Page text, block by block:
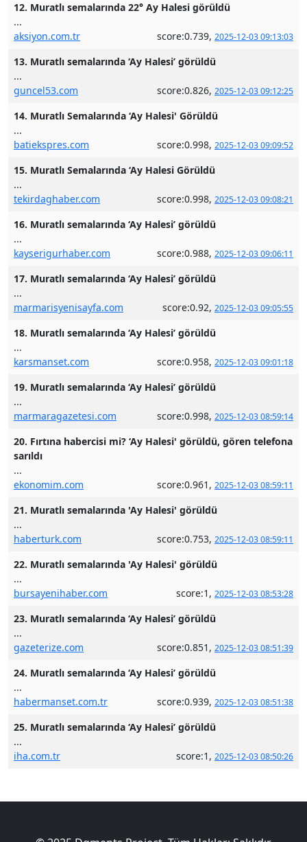
12. Muratlı semalarında 22° Ay Halesi görüldü
...
aksiyon.com.tr
score:0.739, 2025-12-03 09:13:03
13. Muratlı semalarında ‘Ay Halesi’ görüldü
...
guncel53.com
score:0.826, 2025-12-03 09:12:25
14. Muratlı Semalarında ‘Ay Halesi' Görüldü
...
batiekspres.com
score:0.998, 2025-12-03 09:09:52
15. Muratlı Semalarında ‘Ay Halesi Görüldü
...
tekirdaghaber.com
score:0.998, 2025-12-03 09:08:21
16. Muratlı semalarında ‘Ay Halesi’ görüldü
...
kayserigurhaber.com
score:0.988, 2025-12-03 09:06:11
17. Muratlı semalarında ‘Ay Halesi’ görüldü
...
marmarisyenisayfa.com
score:0.92, 2025-12-03 09:05:55
18. Muratlı semalarında ‘Ay Halesi’ görüldü
...
karsmanset.com
score:0.958, 2025-12-03 09:01:18
19. Muratlı semalarında ‘Ay Halesi’ görüldü
...
marmaragazetesi.com
score:0.998, 2025-12-03 08:59:14
20. Fırtına habercisi mi? ‘Ay Halesi' görüldü, gören telefona
sarıldı
...
ekonomim.com
score:0.961, 2025-12-03 08:59:11
21. Muratlı semalarında 'Ay Halesi' görüldü
...
haberturk.com
score:0.753, 2025-12-03 08:59:11
22. Muratlı semalarında 'Ay Halesi' görüldü
...
bursayenihaber.com
score:1, 2025-12-03 08:53:28
23. Muratlı semalarında ‘Ay Halesi’ görüldü
...
gazeterize.com
score:0.851, 2025-12-03 08:51:39
24. Muratlı semalarında ‘Ay Halesi’ görüldü
...
habermanset.com.tr
score:0.939, 2025-12-03 08:51:38
25. Muratlı semalarında ‘Ay Halesi’ görüldü
...
iha.com.tr
score:1, 2025-12-03 08:50:26